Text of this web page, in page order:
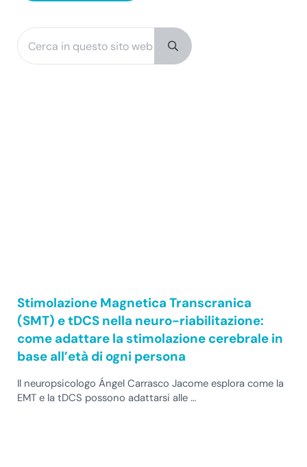
Sidebar
Submit search
Stimolazione Magnetica Transcranica
(SMT) e tDCS nella neuro-riabilitazione:
come adattare la stimolazione cerebrale in
base all’età di ogni persona
Il neuropsicologo Ángel Carrasco Jacome esplora come la
EMT e la tDCS possono adattarsi alle …